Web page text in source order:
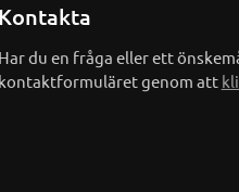
Kontakta
Har du en fråga eller ett
kontaktformuläret genom att